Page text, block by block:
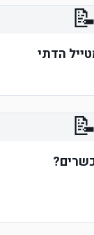
📝
הדתי
📝